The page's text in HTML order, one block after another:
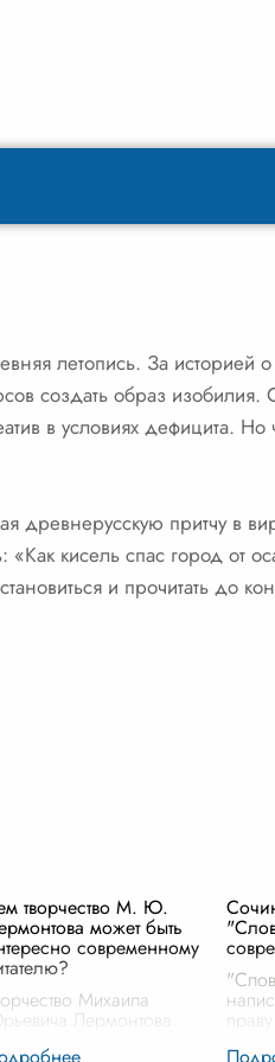
летопись. За историей
создать образ
в условиях дефицита. Но
древнерусскую притчу в
«Как кисель спас город от
и прочитать до
творчество М. Ю.
может быть
современному
Михаила
Лермонтова